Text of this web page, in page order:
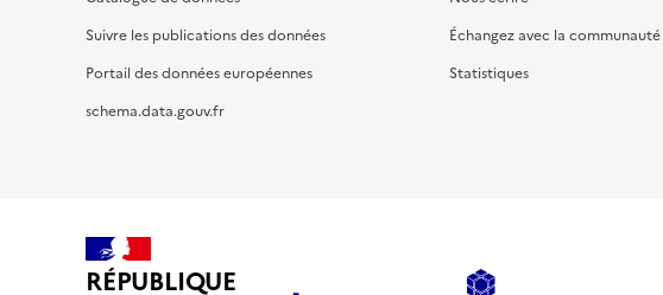
Suivre les publications des données
Portail des données européennes
schema.data.gouv.fr
Échangez avec la communauté
Statistiques
RÉPUBLIQUE